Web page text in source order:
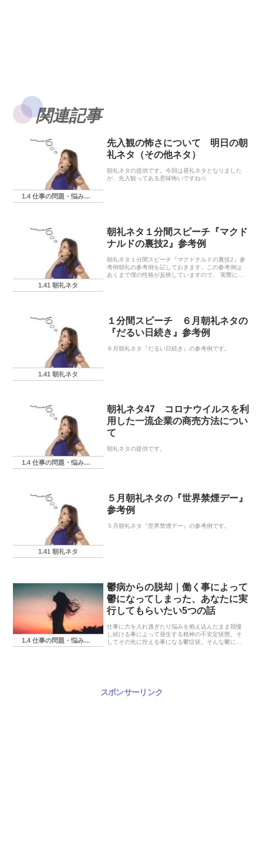
関連記事
1.4 仕事の問題・悩み・相談
先入観の怖さについて 明日の朝
礼ネタ（その他ネタ）
朝礼ネタの提供です。今回は昼礼ネタとなりました
が、先入観ってある意味怖いですね☆
1.41 朝礼ネタ
朝礼ネタ１分間スピーチ『マクド
ナルドの裏技2』参考例
朝礼ネタ１分間スピーチ『マクドナルドの裏技2』参
考例朝礼の参考例を記しておきます。この参考例は
あくまで僕の性格が反映していますので、 実際に使
1.41 朝礼ネタ
１分間スピーチ ６月朝礼ネタの
『だるい日続き』参考例
６月朝礼ネタ『だるい日続き』の参考例です。
1.4 仕事の問題・悩み・相談
朝礼ネタ47 コロナウイルスを利
用した一流企業の商売方法につい
て
朝礼ネタの提供です。
1.41 朝礼ネタ
５月朝礼ネタの『世界禁煙デー』
参考例
５月朝礼ネタ『世界禁煙デー』の参考例です。
1.4 仕事の問題・悩み・相談
鬱病からの脱却｜働く事によって
鬱になってしまった、あなたに実
行してもらいたい5つの話
仕事に力を入れ過ぎたり悩みを抱え込んだまま我慢
し続ける事によって発生する精神の不安定状態。そ
してその先に控える事になる鬱症状。そんな鬱に陥
スポンサーリンク